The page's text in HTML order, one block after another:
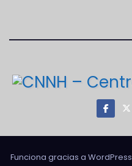
Funciona gracias a WordPress